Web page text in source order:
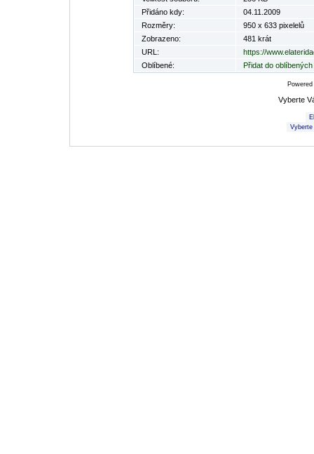
Přidáno kdy:
04.11.2009
Rozměry:
950 x 633 pixelelů
Zobrazeno:
481 krát
URL:
https://
Oblíbené:
Přidat do oblíbených
Vyberte